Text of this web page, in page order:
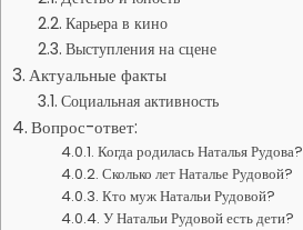
Карьера в кино
Выступления на сцене
Актуальные факты
Социальная активность
Вопрос-ответ:
Когда родилась Наталья Рудова?
Сколько лет Наталье Рудовой?
Кто муж Натальи Рудовой?
У Натальи Рудовой есть дети?